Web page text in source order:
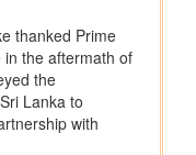
पर भारत-रूस कार्य समूह